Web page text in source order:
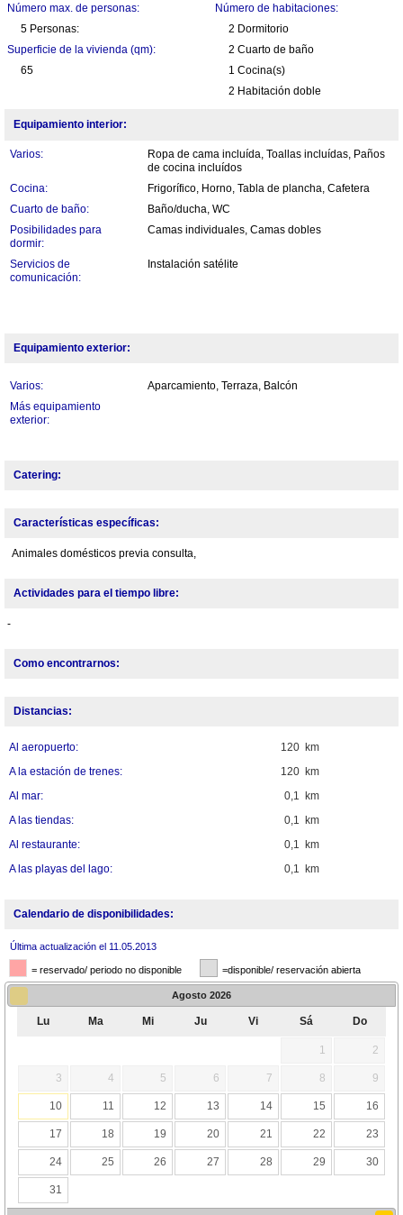
Número max. de personas:
5 Personas:
Superficie de la vivienda (qm):
65
Número de habitaciones:
2 Dormitorio
2 Cuarto de baño
1 Cocina(s)
2 Habitación doble
Equipamiento interior:
Varios:
Ropa de cama incluída, Toallas incluídas, Paños
de cocina incluídos
Cocina:
Frigorífico, Horno, Tabla de plancha, Cafetera
Cuarto de baño:
Baño/ducha, WC
Posibilidades para
dormir:
Camas individuales, Camas dobles
Servicios de
comunicación:
Instalación satélite
Equipamiento exterior:
Varios:
Aparcamiento, Terraza, Balcón
Más equipamiento
exterior:
Catering:
Características específicas:
Animales domésticos previa consulta,
Actividades para el tiempo libre:
-
Como encontrarnos:
Distancias:
120 km
Al aeropuerto:
120 km
A la estación de trenes:
0,1 km
Al mar:
0,1 km
A las tiendas:
0,1 km
Al restaurante:
0,1 km
A las playas del lago:
Calendario de disponibilidades:
Última actualización el 11.05.2013
= reservado/ periodo no disponible =disponible/ reservación abierta
Agosto 2026
Lu Ma Mi Ju Vi Sá Do
1 2
3 4 5 6 7 8 9
10 11 12 13 14 15 16
17 18 19 20 21 22 23
24 25 26 27 28 29 30
31